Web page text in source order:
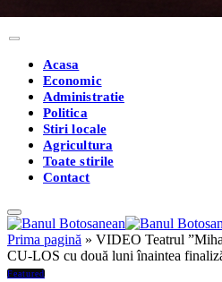
Acasa
Economic
Administratie
Politica
Stiri locale
Agricultura
Toate stirile
Contact
Prima pagină » VIDEO Teatrul
CU-LOS cu două luni înaintea
Featured